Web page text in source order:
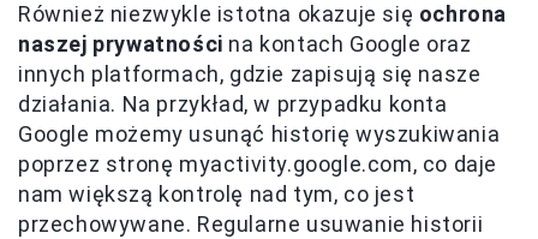
Również niezwykle istotna okazuje się ochrona
naszej prywatności na kontach Google oraz
innych platformach, gdzie zapisują się nasze
działania. Na przykład, w przypadku konta
Google możemy usunąć historię wyszukiwania
poprzez stronę myactivity.google.com, co daje
nam większą kontrolę nad tym, co jest
przechowywane. Regularne usuwanie historii